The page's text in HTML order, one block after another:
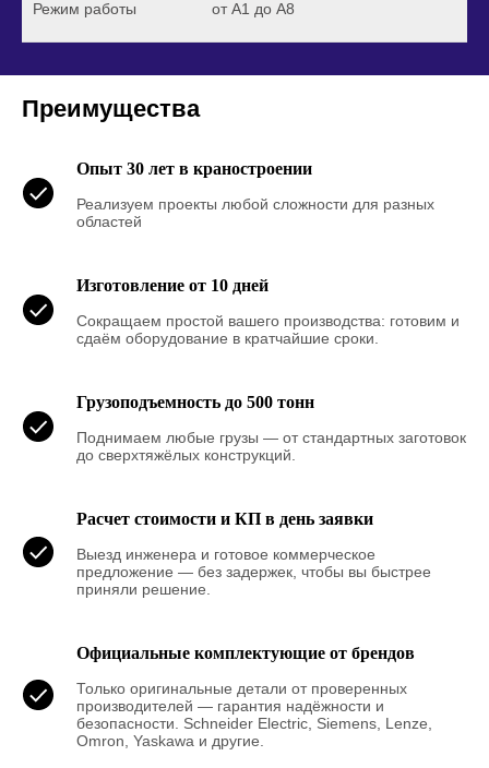
Режим работы от A1 до A8
Преимущества
Опыт 30 лет в краностроении
Реализуем проекты любой сложности для разных
областей
Изготовление от 10 дней
Сокращаем простой вашего производства: готовим и
сдаём оборудование в кратчайшие сроки.
Грузоподъемность до 500 тонн
Поднимаем любые грузы — от стандартных заготовок
до сверхтяжёлых конструкций.
Расчет стоимости и КП в день заявки
Выезд инженера и готовое коммерческое
предложение — без задержек, чтобы вы быстрее
приняли решение.
Официальные комплектующие от брендов
Только оригинальные детали от проверенных
производителей — гарантия надёжности и
безопасности. Schneider Electric, Siemens, Lenze,
Omron, Yaskawa и другие.